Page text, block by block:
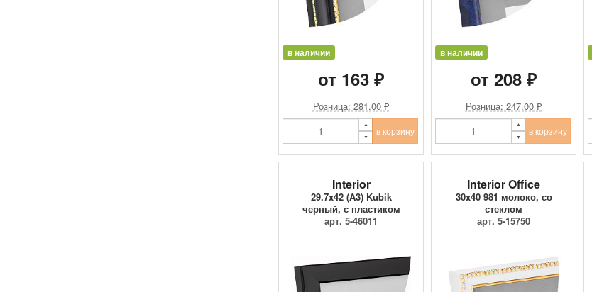
в наличии
от 163 ₽
Розница: 281.00 ₽
в корзину
в наличии
от 208 ₽
Розница: 247.00 ₽
в корзину
Interior
29.7x42 (A3) Kubik
черный, с пластиком
арт. 5-46011
Interior Office
30x40 981 молоко, со
стеклом
арт. 5-15750